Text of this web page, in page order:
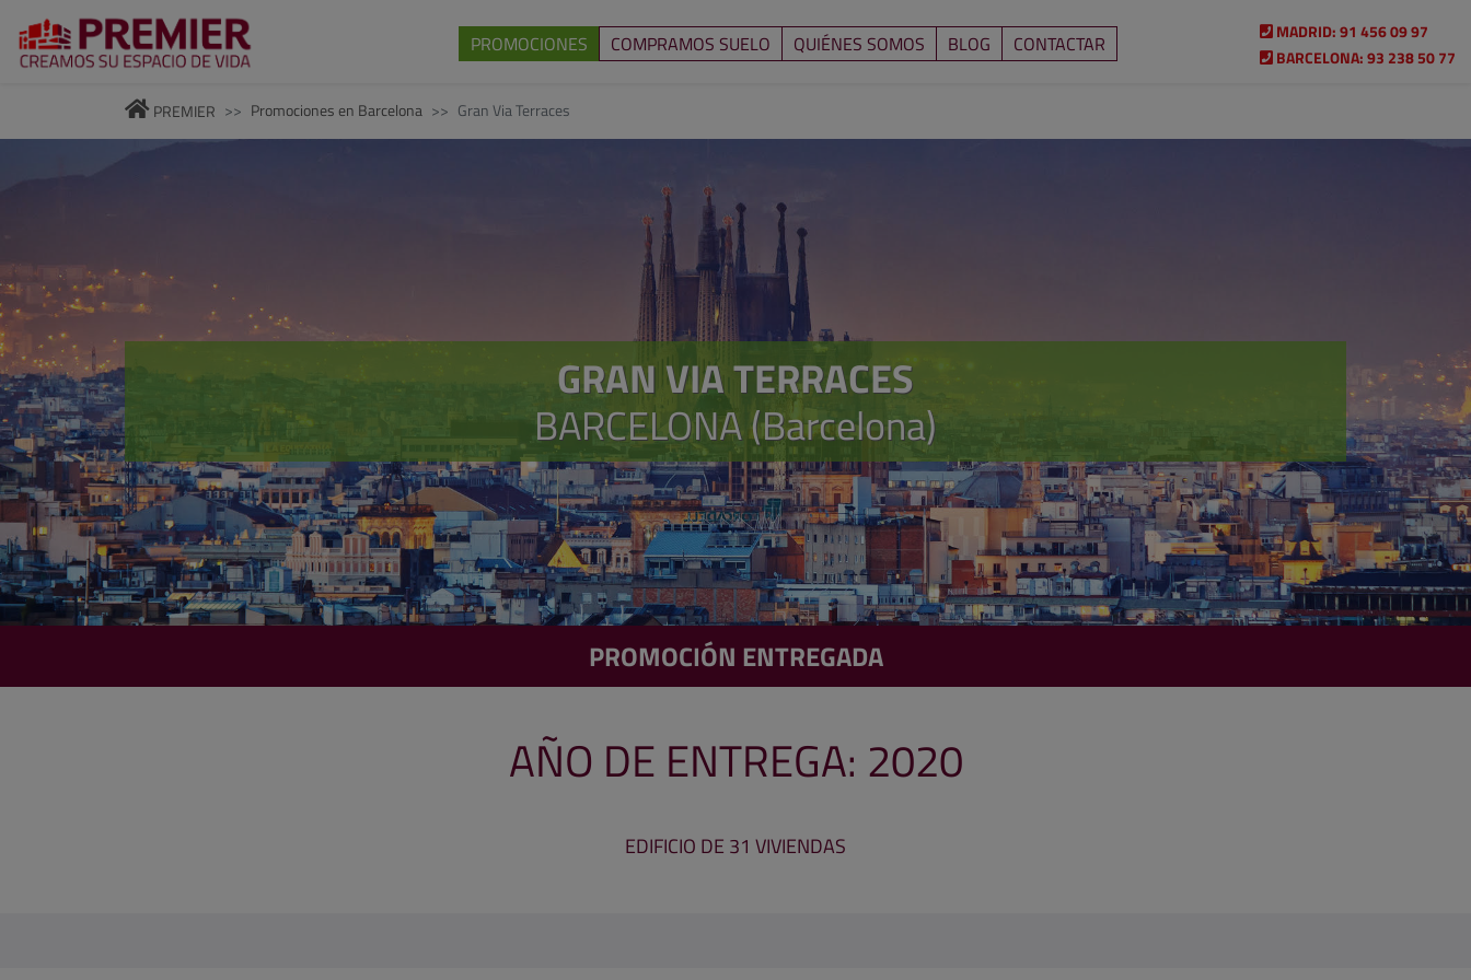
PROMOCIONES COMPRAMOS SUELO QUIÉNES SOMOS BLOG CONTACTAR MADRID:91 456 09 97
BARCELONA:93 238 50 77
PREMIER Promociones en Barcelona Gran Via Terraces
GRAN VIA TERRACES
BARCELONA (Barcelona)
PROMOCIÓN ENTREGADA
AÑO DE ENTREGA: 2020
EDIFICIO DE 31 VIVIENDAS